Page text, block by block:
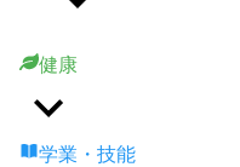
健康
学業・技能